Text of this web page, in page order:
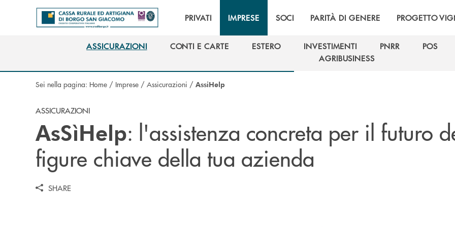
Salta al contenuto principale
PRIVATI IMPRESE SOCI PARITÀ DI GENERE PROGETTO
ASSICURAZIONI
CONTI E CARTE
ESTERO
INVESTIMENTI
INVESTIMENTI
PNRR
POS
AGRIBUSINESS
Sei nella pagina: Home / Imprese / Assicurazioni / AssiHelp
ASSICURAZIONI
AsSìHelp: l'assistenza concreta per il futuro
figure chiave della tua azienda
SHARE